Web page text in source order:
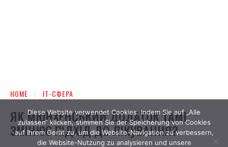
Diese Website verwendet Cookies. Indem Sie auf „Alle
zulassen“ klicken, stimmen Sie der Speicherung von Cookies
auf Ihrem Gerät zu, um die Website-Navigation zu verbessern,
die Website-Nutzung zu analysieren und unsere